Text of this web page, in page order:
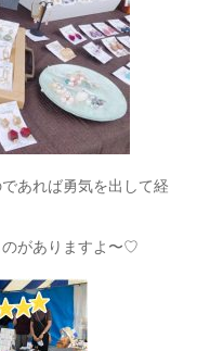
あれば勇気を出して経
のがありますよ〜♡